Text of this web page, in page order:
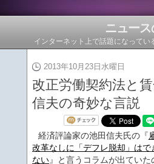
ニュー
インターネット上で話題になって
2013年10月23日水曜日
改正労働契約法と
信夫の奇妙な言説
経済評論家の池田信夫氏の『
改革なしに「デフレ脱却」はで
ない』と言うコラムが出ていた